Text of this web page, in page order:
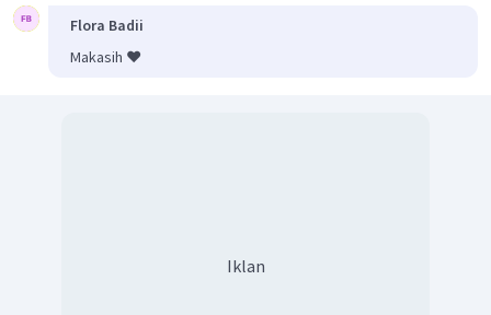
Flora Badii
Makasih ❤️
Iklan